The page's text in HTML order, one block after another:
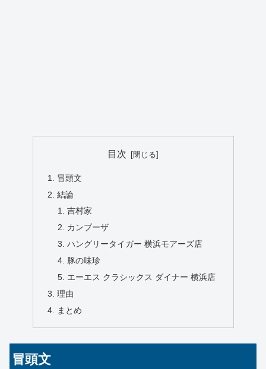
目次
冒頭文
結論
吉村家
カンブーザ
ハングリータイガー 横浜モアーズ店
豚の味珍
エーエス クラシックス ダイナー 横浜店
理由
まとめ
冒頭文